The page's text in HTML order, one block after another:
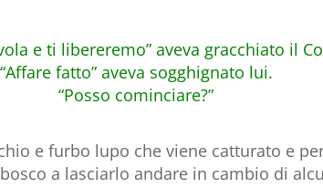
e ti libereremo” aveva gracchiato il
“Affare fatto” aveva sogghignato lui.
“Posso cominciare?”
e furbo lupo che viene catturato e
a lasciarlo andare in cambio di